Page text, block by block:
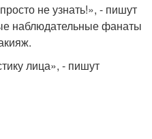
не узнать!», - пишут
наблюдательные фанаты
лица», - пишут